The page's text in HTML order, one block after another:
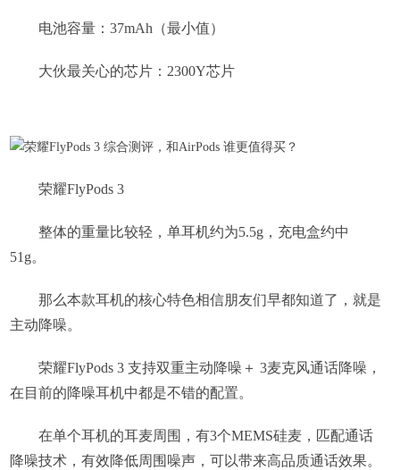
电池容量：37mAh（最小值）
大伙最关心的芯片：2300Y芯片
荣耀FlyPods 3
整体的重量比较轻，单耳机约为5.5g，充电盒约中
51g。
那么本款耳机的核心特色相信朋友们早都知道了，就是
主动降噪。
荣耀FlyPods 3 支持双重主动降噪＋ 3麦克风通话降噪，
在目前的降噪耳机中都是不错的配置。
在单个耳机的耳麦周围，有3个MEMS硅麦，匹配通话
降噪技术，有效降低周围噪声，可以带来高品质通话效果。